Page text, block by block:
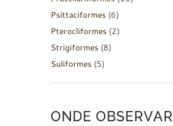
Psittaciformes (6)
Pterocliformes (2)
Strigiformes (8)
Suliformes (5)
ONDE OBSERVAR